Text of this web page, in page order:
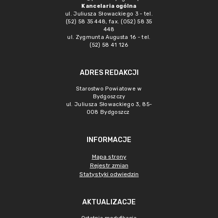
Kancelaria ogólna
ul. Juliusza Słowackiego 3 - tel.
(52) 58 35 448, fax. (052) 58 35
448
ul. Zygmunta Augusta 16 - tel.
(52) 58 41 126
ADRES REDAKCJI
Starostwo Powiatowe w
Bydgoszczy
ul. Juliusza Słowackiego 3, 85-
008 Bydgoszcz
INFORMACJE
Mapa strony
Rejestr zmian
Statystyki odwiedzin
AKTUALIZACJE